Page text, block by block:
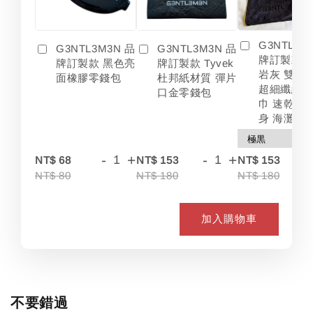
G3NTL3M3N 品
牌訂製款 黑色亮
面橡膠零錢包
NT$ 68
NT$ 80
- +
G3NTL3M3N 品
牌訂製款 Tyvek
杜邦紙材質 彈片
口金零錢包
NT$ 153
NT$ 180
- +
牌訂製款
岩灰 雙色
超細纖維
巾 速乾 吸
身 海灘
NT$ 153
NT$ 180
加入購物車
不要錯過